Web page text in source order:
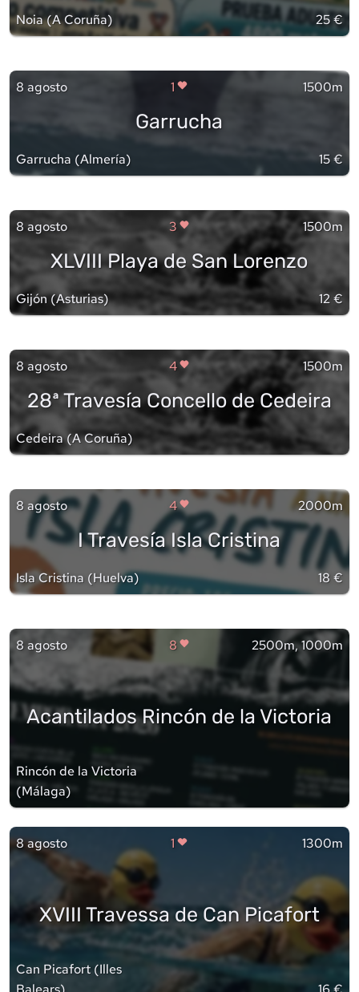
Noia(A Coruña) 25 €
8 agosto 1 1500m
Garrucha
Garrucha (Almería) 15 €
8 agosto 3 1500m
XLVIII Playa de San Lorenzo
Gijón(Asturias) 12 €
8 agosto 4 1500m
28ª Travesía Concello de Cedeira
Cedeira(A Coruña)
8 agosto 4 2000m
I Travesía Isla Cristina
Isla Cristina (Huelva) 18 €
8 agosto 8 2500m, 1000m
Acantilados Rincón de la Victoria
Rincón de la Victoria
(Málaga)
8 agosto 1 1300m
XVIII Travessa de Can Picafort
Can Picafort(Illes